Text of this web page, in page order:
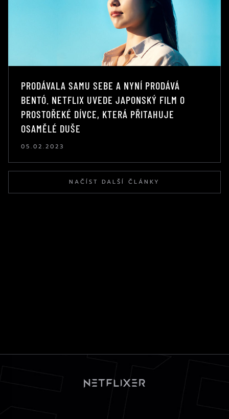
PRODÁVALA SAMU SEBE A NYNÍ PRODÁVÁ
BENTÓ. NETFLIX UVEDE JAPONSKÝ FILM O
PROSTOŘEKÉ DÍVCE, KTERÁ PŘITAHUJE
OSAMĚLÉ DUŠE
05.02.2023
NAČÍST DALŠÍ ČLÁNKY